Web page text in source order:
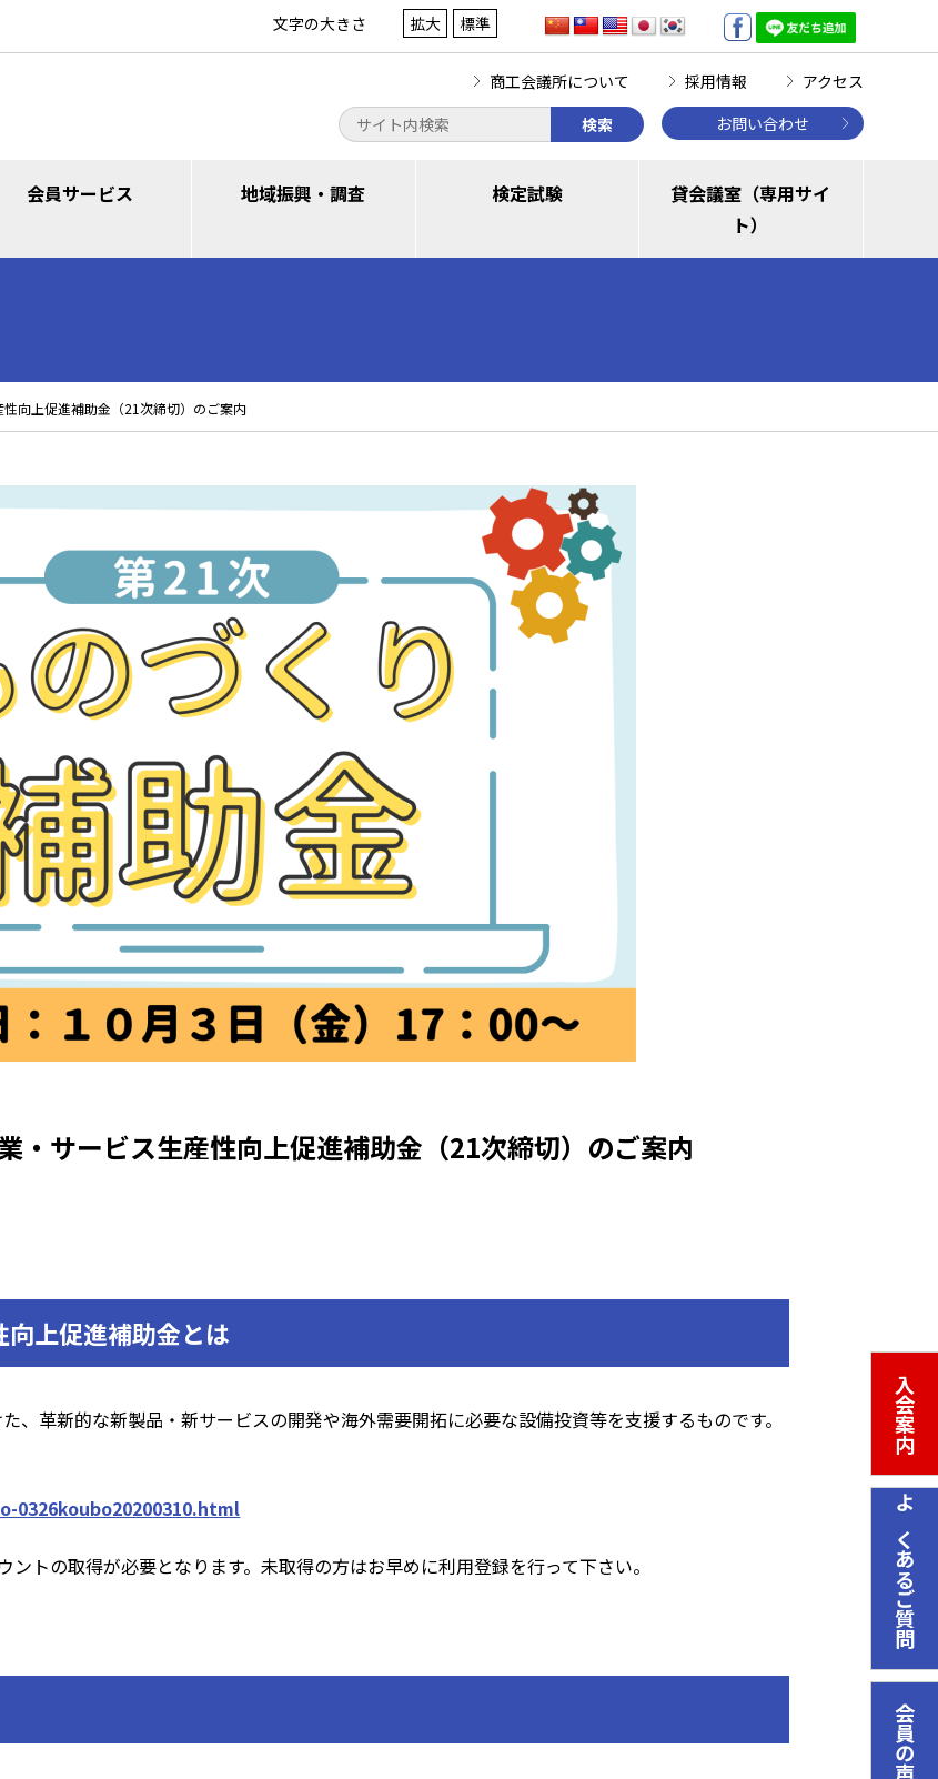
文字の大きさ 拡大 標準
商工会議所について 採用情報
アクセス
検索
お問い合わせ
会員サービス 地域振興・調査 検定試験
貸会議室（専用サイ
ト）
向上促進補助金（21次締切）のご案内
・サービス生産性向上促進補助金（21次締切）のご案内
上促進補助金とは
、革新的な新製品・新サービスの開発や海外需要開拓に必要な設備投資等を支援するものです。
トの取得が必要となります。未取得の方はお早めに利用登録を行って下さい。
入会案内
よくあるご質問